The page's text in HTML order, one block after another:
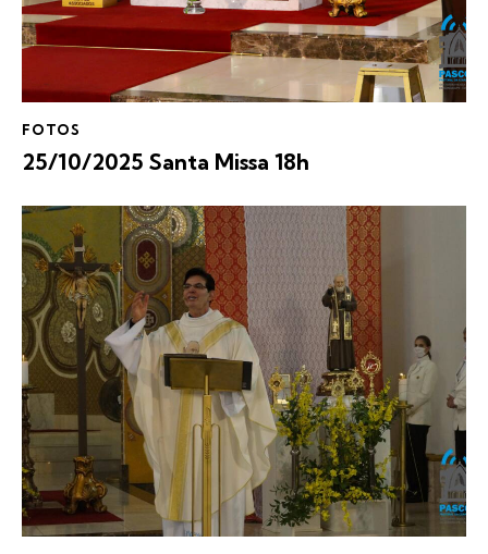
FOTOS
25/10/2025 Santa Missa 18h